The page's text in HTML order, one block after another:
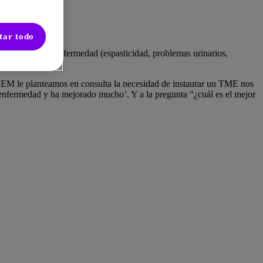
curso de la enfermedad (espasticidad, problemas urinarios,
le planteamos en consulta la necesidad de instaurar un TME nos
y ha mejorado mucho’. Y a la pregunta “¿cuál es el mejor
todo